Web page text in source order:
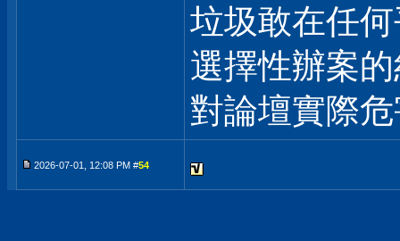
垃圾敢在任
選擇性辦案
對論壇實際
2026-07-01, 12:08 PM #54